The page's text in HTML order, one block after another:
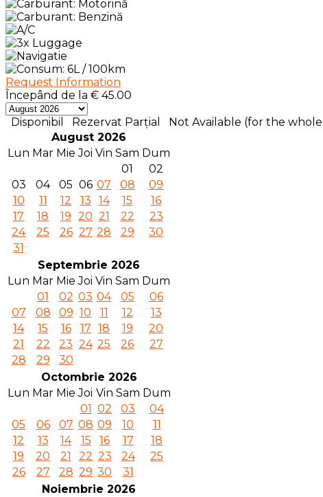
Request Information
Începând de la € 45.00
Disponibil Rezervat Parțial
Not Available (for the
August 2026
Lun Mar Mie Joi Vin Sam Dum
01
02
03
04 05 06 07 08
09
10
11 12 13 14 15
16
17
18 19 20 21 22
23
24
25 26 27 28 29
30
31
Septembrie 2026
Lun Mar Mie Joi Vin Sam Dum
01
02 03 04 05
06
07
08 09 10 11 12
13
14
15 16 17 18 19
20
21
22 23 24 25 26
27
28
29
30
Octombrie 2026
Lun Mar Mie Joi Vin Sam Dum
01 02 03
04
05
06 07 08 09 10
11
12
13 14 15 16 17
18
19
20 21 22 23 24
25
26
27 28 29 30
31
Noiembrie 2026